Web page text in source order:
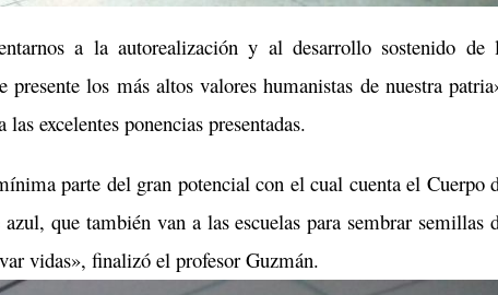
a la autorealización y al desarrollo sostenido de
los más altos valores humanistas de nuestra
excelentes ponencias presentadas.
parte del gran potencial con el cual cuenta el Cuerpo
que también van a las escuelas para sembrar semillas
vidas», finalizó el profesor Guzmán.